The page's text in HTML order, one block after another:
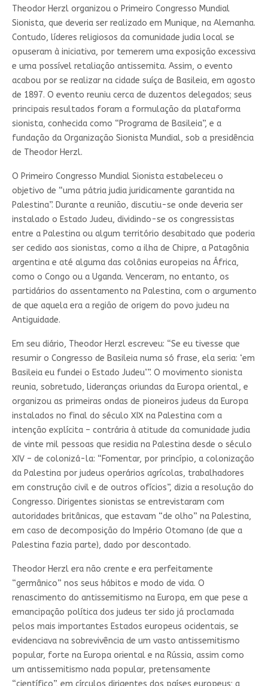
Theodor Herzl organizou o Primeiro Congresso Mundial
Sionista, que deveria ser realizado em Munique, na Alemanha.
Contudo, líderes religiosos da comunidade judia local se
opuseram à iniciativa, por temerem uma exposição excessiva
e uma possível retaliação antissemita. Assim, o evento
acabou por se realizar na cidade suíça de Basileia, em agosto
de 1897. O evento reuniu cerca de duzentos delegados; seus
principais resultados foram a formulação da plataforma
sionista, conhecida como “Programa de Basileia”, e a
fundação da Organização Sionista Mundial, sob a presidência
de Theodor Herzl.
O Primeiro Congresso Mundial Sionista estabeleceu o
objetivo de “uma pátria judia juridicamente garantida na
Palestina”. Durante a reunião, discutiu-se onde deveria ser
instalado o Estado Judeu, dividindo-se os congressistas
entre a Palestina ou algum território desabitado que poderia
ser cedido aos sionistas, como a ilha de Chipre, a Patagônia
argentina e até alguma das colônias europeias na África,
como o Congo ou a Uganda. Venceram, no entanto, os
partidários do assentamento na Palestina, com o argumento
de que aquela era a região de origem do povo judeu na
Antiguidade.
Em seu diário, Theodor Herzl escreveu: “Se eu tivesse que
resumir o Congresso de Basileia numa só frase, ela seria: ‘em
Basileia eu fundei o Estado Judeu’”. O movimento sionista
reunia, sobretudo, lideranças oriundas da Europa oriental, e
organizou as primeiras ondas de pioneiros judeus da Europa
instalados no final do século XIX na Palestina com a
intenção explícita – contrária à atitude da comunidade judia
de vinte mil pessoas que residia na Palestina desde o século
XIV – de colonizá-la: “Fomentar, por princípio, a colonização
da Palestina por judeus operários agrícolas, trabalhadores
em construção civil e de outros ofícios”, dizia a resolução do
Congresso. Dirigentes sionistas se entrevistaram com
autoridades britânicas, que estavam “de olho” na Palestina,
em caso de decomposição do Império Otomano (de que a
Palestina fazia parte), dado por descontado.
Theodor Herzl era não crente e era perfeitamente
“germânico” nos seus hábitos e modo de vida. O
renascimento do antissemitismo na Europa, em que pese a
emancipação política dos judeus ter sido já proclamada
pelos mais importantes Estados europeus ocidentais, se
evidenciava na sobrevivência de um vasto antissemitismo
popular, forte na Europa oriental e na Rússia, assim como
um antissemitismo nada popular, pretensamente
“científico”, em círculos dirigentes dos países europeus; a